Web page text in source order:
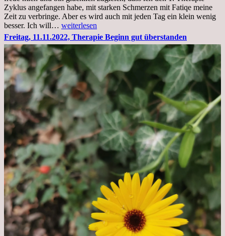
Zyklus angefangen habe, mit starken Schmerzen mit Fatiqe meine
Zeit zu verbringe. Aber es wird auch mit jeden Tag ein klein wenig
besser. Ich will… Sonntag,
20.11.2022,
Todensonntag
weiterlesen
Freitag, 11.11.2022, Therapie Beginn gut überstanden